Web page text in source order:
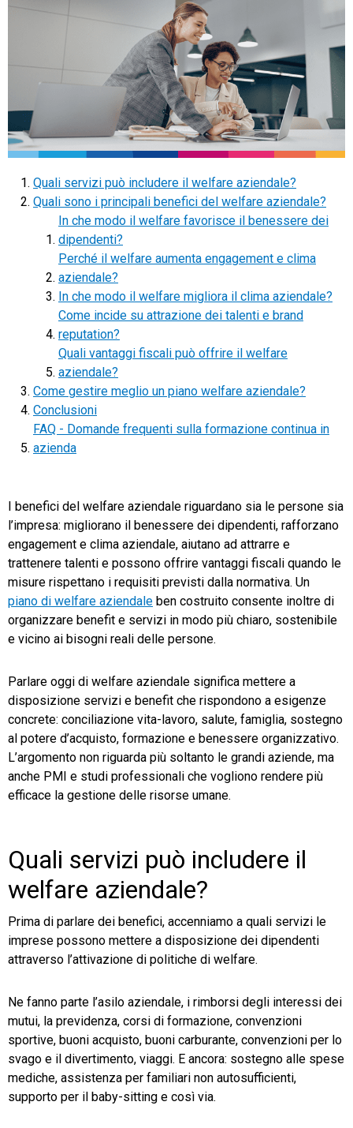
Financial Solutions
TeamSystem Corporate
Quali servizi può includere il welfare aziendale?
Quali sono i principali benefici del welfare aziendale?
In che modo il welfare favorisce il benessere dei
dipendenti?
Perché il welfare aumenta engagement e clima
aziendale?
In che modo il welfare migliora il clima aziendale?
Come incide su attrazione dei talenti e brand
reputation?
Quali vantaggi fiscali può offrire il welfare
aziendale?
Come gestire meglio un piano welfare aziendale?
Conclusioni
FAQ - Domande frequenti sulla formazione continua in
azienda
I benefici del welfare aziendale riguardano sia le persone sia
l’impresa: migliorano il benessere dei dipendenti, rafforzano
engagement e clima aziendale, aiutano ad attrarre e
trattenere talenti e possono offrire vantaggi fiscali quando le
misure rispettano i requisiti previsti dalla normativa. Un
piano di welfare aziendale ben costruito consente inoltre di
organizzare benefit e servizi in modo più chiaro, sostenibile
e vicino ai bisogni reali delle persone.
Parlare oggi di welfare aziendale significa mettere a
disposizione servizi e benefit che rispondono a esigenze
concrete: conciliazione vita-lavoro, salute, famiglia, sostegno
al potere d’acquisto, formazione e benessere organizzativo.
L’argomento non riguarda più soltanto le grandi aziende, ma
anche PMI e studi professionali che vogliono rendere più
efficace la gestione delle risorse umane.
Quali servizi può includere il
welfare aziendale?
Prima di parlare dei benefici, accenniamo a quali servizi le
imprese possono mettere a disposizione dei dipendenti
attraverso l’attivazione di politiche di welfare.
Ne fanno parte l’asilo aziendale, i rimborsi degli interessi dei
mutui, la previdenza, corsi di formazione, convenzioni
sportive, buoni acquisto, buoni carburante, convenzioni per lo
svago e il divertimento, viaggi. E ancora: sostegno alle spese
mediche, assistenza per familiari non autosufficienti,
supporto per il baby-sitting e così via.